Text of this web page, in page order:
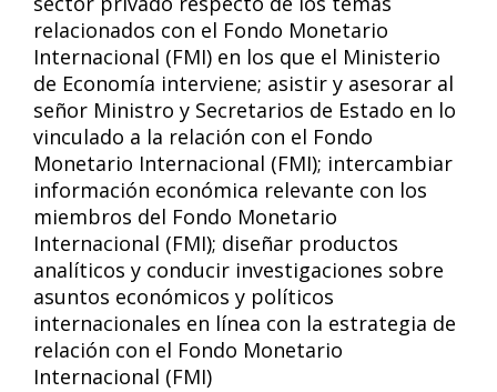
relacionados con el Fondo Monetario
Internacional (FMI) en los que el Ministerio
de Economía interviene; asistir y asesorar al
señor Ministro y Secretarios de Estado en lo
vinculado a la relación con el Fondo
Monetario Internacional (FMI); intercambiar
información económica relevante con los
miembros del Fondo Monetario
Internacional (FMI); diseñar productos
analíticos y conducir investigaciones sobre
asuntos económicos y políticos
internacionales en línea con la estrategia de
relación con el Fondo Monetario
Internacional (FMI)